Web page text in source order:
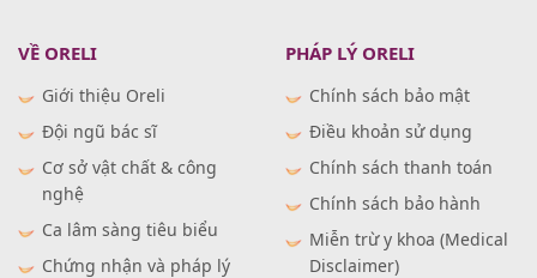
VỀ ORELI
Giới thiệu Oreli
Đội ngũ bác sĩ
Cơ sở vật chất & công
nghệ
Ca lâm sàng tiêu biểu
Chứng nhận và pháp lý
PHÁP LÝ ORELI
Chính sách bảo mật
Điều khoản sử dụng
Chính sách thanh toán
Chính sách bảo hành
Miễn trừ y khoa (Medical
Disclaimer)